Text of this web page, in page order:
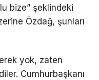
bize” şeklindeki
Özdağ, şunları
yok, zaten
Cumhurbaşkanı